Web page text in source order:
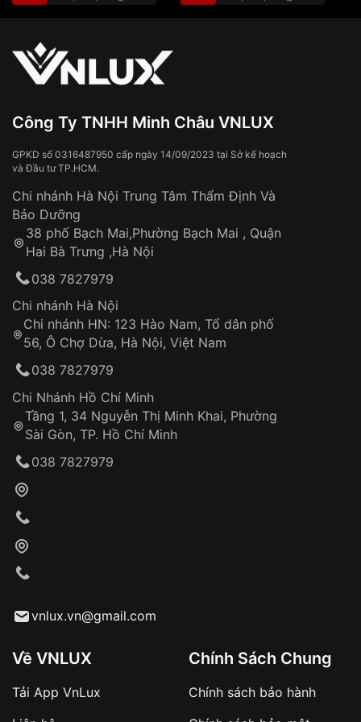
Màu mặt
Xem thêm
Từ khóa SEO:
Thời gian vận chuyển trung bình: 3 – 5 ngày
làm việc
Áp dụng cho tất cả tỉnh thành trên toàn quốc
Thời gian tính từ khi xác nhận đơn hàng thành
công
Hotline: 0585 215 215
Từ khóa SEO:
Khách hàng kiểm tra và thanh toán trực tiếp
Từ khóa SEO:
Sử dụng sai cách như:
Tiếp xúc với hóa chất, chất tẩy rửa
Đeo đồng hồ khi tắm nước nóng, xông
Đồng hồ bị hư hỏng do:
Tai nạn hoặc tác động từ bên ngoài
Hao mòn tự nhiên theo thời gian:
Dây đeo
Sản phẩm đã bị:
Tự ý sửa chữa
thống VNLUX
Đảm bảo quyền lợi khách hàng
Đồng hành cùng khách hàng trong suốt quá
trình sử dụng
Công Ty TNHH Minh Châu VNLUX
GPKD số 0316487950 cấp ngày 14/09/2023 tại Sở kế hoạch
và Đầu tư TP.HCM.
Chi nhánh Hà Nội Trung Tâm Thẩm Định Và
Bảo Dưỡng
38 phố Bạch Mai,Phường Bạch Mai , Quận
Hai Bà Trưng ,Hà Nội
038 7827979
Chi nhánh Hà Nội
Chi nhánh HN: 123 Hào Nam, Tổ dân phố
56, Ô Chợ Dừa, Hà Nội, Việt Nam
038 7827979
Chi Nhánh Hồ Chí Minh
Tầng 1, 34 Nguyễn Thị Minh Khai, Phường
Sài Gòn, TP. Hồ Chí Minh
038 7827979
vnlux.vn@gmail.com
Về VNLUX
Tải App VnLux
Chính Sách Chung
Chính sách bảo hành